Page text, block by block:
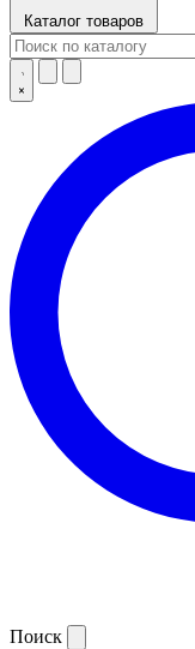
Каталог товаров
Поиск